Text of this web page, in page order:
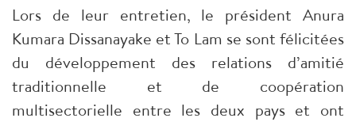
Lors de leur entretien, le président Anura
Kumara Dissanayake et To Lam se sont félicitées
du développement des relations d’amitié
traditionnelle et de coopération
multisectorielle entre les deux pays et ont